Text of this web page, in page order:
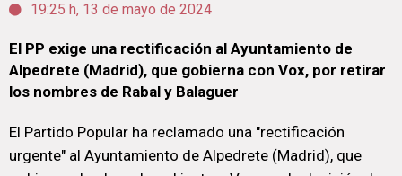
19:25 h, 13 de mayo de 2024
El PP exige una rectificación al Ayuntamiento de
Alpedrete (Madrid), que gobierna con Vox, por retirar
los nombres de Rabal y Balaguer
El Partido Popular ha reclamado una "rectificación
urgente" al Ayuntamiento de Alpedrete (Madrid), que